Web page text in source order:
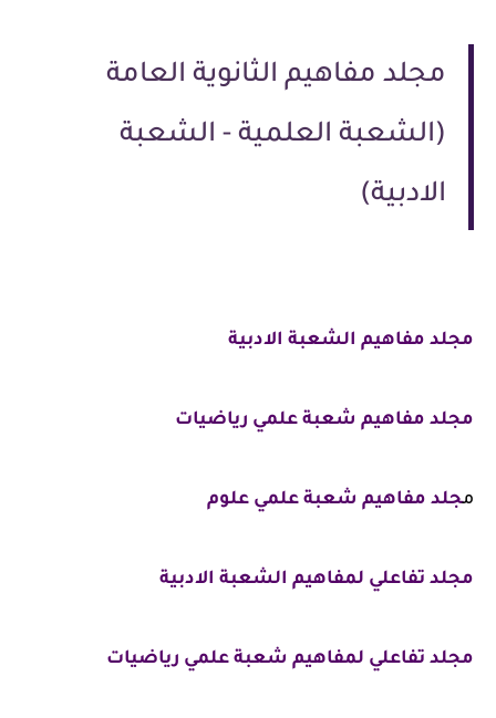
مجلد مفاهيم الثانوية العامة
(الشعبة العلمية - الشعبة
الادبية)
مجلد مفاهيم الشعبة الادبية
مجلد مفاهيم شعبة علمي رياضيات
مجلد مفاهيم شعبة علمي علوم
مجلد تفاعلي لمفاهيم الشعبة الادبية
مجلد تفاعلي لمفاهيم شعبة علمي رياضيات